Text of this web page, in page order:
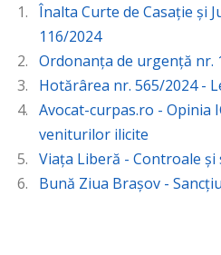
Înalta Curte de Casație și
116/2024
Ordonanța de urgență nr.
Hotărârea nr. 565/2024 -
Avocat-curpas.ro - Opinia
veniturilor ilicite
Viața Liberă - Controale și
Bună Ziua Brașov -